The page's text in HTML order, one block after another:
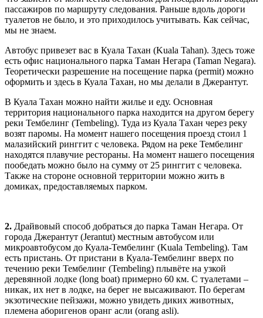
пассажиров по маршруту следования. Раньше вдоль дороги
туалетов не было, и это приходилось учитывать. Как сейчас,
мы не знаем.
Автобус привезет вас в Куала Тахан (Kuala Tahan). Здесь тоже
есть офис национального парка Таман Негара (Taman Negara).
Теоретически разрешение на посещение парка (permit) можно
оформить и здесь в Куала Тахан, но мы делали в Джерантут.
В Куала Тахан можно найти жилье и еду. Основная
территория национального парка находится на другом берегу
реки Тембелинг (Tembeling). Туда из Куала Тахан через реку
возят паромы. На момент нашего посещения проезд стоил 1
малазийский ринггит с человека. Рядом на реке Тембелинг
находятся плавучие рестораны. На момент нашего посещения
пообедать можно было на сумму от 25 ринггит с человека.
Также на стороне основной территории можно жить в
домиках, предоставляемых парком.
2. Драйвовый способ добраться до парка Таман Негара. От
города Джерантут (Jerantut) местным автобусом или
микроавтобусом до Куала-Тембелинг (Kuala Tembeling). Там
есть пристань. От пристани в Куала-Тембелинг вверх по
течению реки Тембелинг (Tembeling) плывёте на узкой
деревянной лодке (long boat) примерно 60 км. С туалетами –
никак, их нет в лодке, на берег не высаживают. По берегам
экзотические пейзажи, можно увидеть диких животных,
племена аборигенов оранг асли (orang asli).